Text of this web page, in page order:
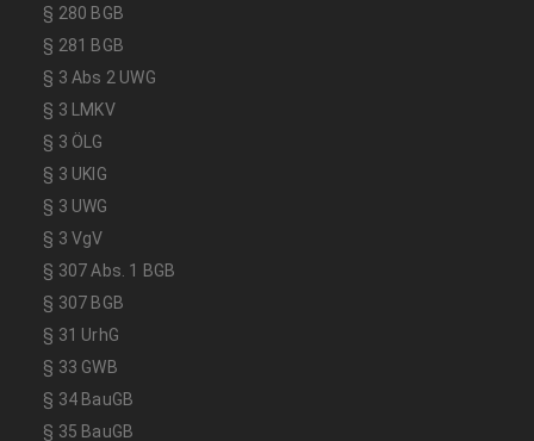
§ 280 BGB
§ 281 BGB
§ 3 Abs 2 UWG
§ 3 LMKV
§ 3 ÖLG
§ 3 UKlG
§ 3 UWG
§ 3 VgV
§ 307 Abs. 1 BGB
§ 307 BGB
§ 31 UrhG
§ 33 GWB
§ 34 BauGB
§ 35 BauGB